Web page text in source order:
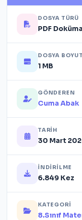
DOSYA TÜRÜ
PDF
DOSYA
1 MB
GÖNDEREN
Cuma Abak
TARIH
30 Mart
İNDIRILME
6.849 Kez
KATEGORI
8.Sınıf